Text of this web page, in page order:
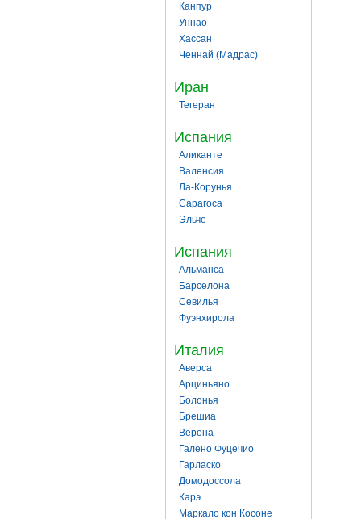
Канпур
Уннао
Хассан
Ченнай (Мадрас)
Иран
Тегеран
Испания
Аликанте
Валенсия
Ла-Корунья
Сарагоса
Эльче
Испания
Альманса
Барселона
Севилья
Фуэнхирола
Италия
Аверса
Арциньяно
Болонья
Брешиа
Верона
Галено Фуцечио
Гарласко
Домодоссола
Карэ
Маркало кон Косоне